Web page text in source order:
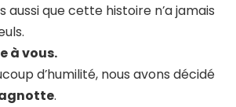
aussi que cette histoire n’a jamais
à vous.
d’humilité, nous avons décidé
.